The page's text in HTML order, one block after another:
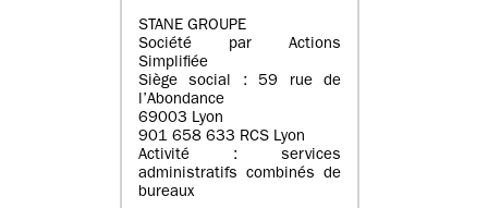
STANE GROUPE
Société par Actions
Simplifiée
Siège social : 59 rue de
l’Abondance
69003 Lyon
901 658 633 RCS Lyon
Activité : services
administratifs combinés de
bureaux